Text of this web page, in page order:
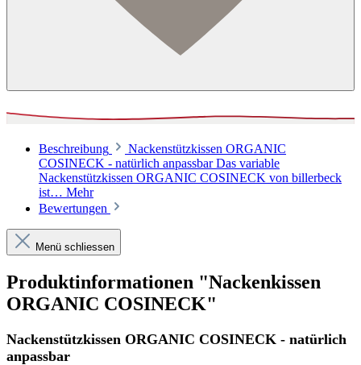
Beschreibung
Nackenstützkissen ORGANIC
COSINECK - natürlich anpassbar Das variable
Nackenstützkissen ORGANIC COSINECK von billerbeck
ist… Mehr
Bewertungen
Menü schliessen
Produktinformationen "Nackenkissen
ORGANIC COSINECK"
Nackenstützkissen ORGANIC COSINECK - natürlich
anpassbar